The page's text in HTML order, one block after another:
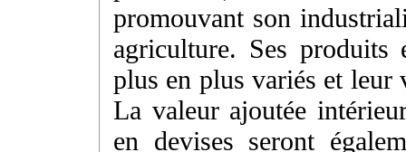
promouvant son
agriculture. Ses
plus en plus variés et leur
La valeur ajoutée
en devises seront